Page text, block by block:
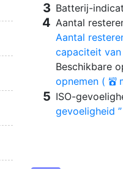
Batterij-
Aantal
Aantal
capaciteit
Beschikbare
opnemen ( b
ISO-
gevoeligheid